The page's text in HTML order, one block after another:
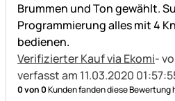
Brummen und Ton gewählt.
Programmierung alles mit 4
bedienen.
Verifizierter Kauf via Ekomi-
verfasst am 11.03.2020
0 von 0Kunden fanden diese Bewertung